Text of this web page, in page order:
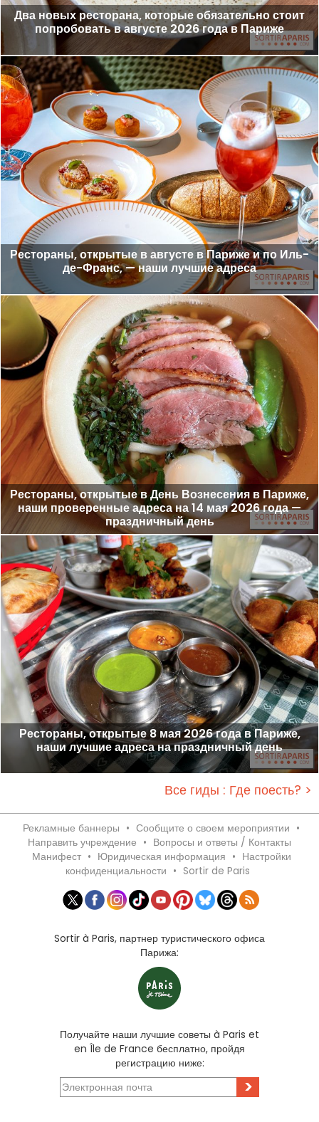
Два новых ресторана, которые обязательно стоит
попробовать в августе 2026 года в Париже
Рестораны, открытые в августе в Париже и по Иль-
де-Франс, — наши лучшие адреса
Рестораны, открытые в День Вознесения в Париже,
наши проверенные адреса на 14 мая 2026 года —
праздничный день
Рестораны, открытые 8 мая 2026 года в Париже,
наши лучшие адреса на праздничный день
Все гиды : Где поесть? >
Рекламные баннеры • Сообщите о своем мероприятии •
Направить учреждение • Вопросы и ответы / Контакты
Манифест • Юридическая информация • Настройки
конфиденциальности • Sortir de Paris
Sortir à Paris, партнер туристического офиса
Парижа:
Получайте наши лучшие советы à Paris et
en Île de France бесплатно, пройдя
регистрацию ниже:
>